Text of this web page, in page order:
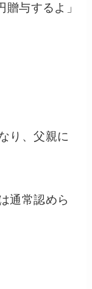
与するよ」
り、父親に
通常認めら